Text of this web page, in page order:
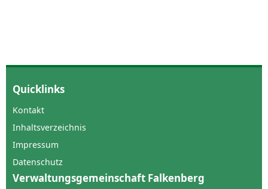
Quicklinks
Kontakt
Inhaltsverzeichnis
Impressum
Datenschutz
Verwaltungsgemeinschaft Falkenberg